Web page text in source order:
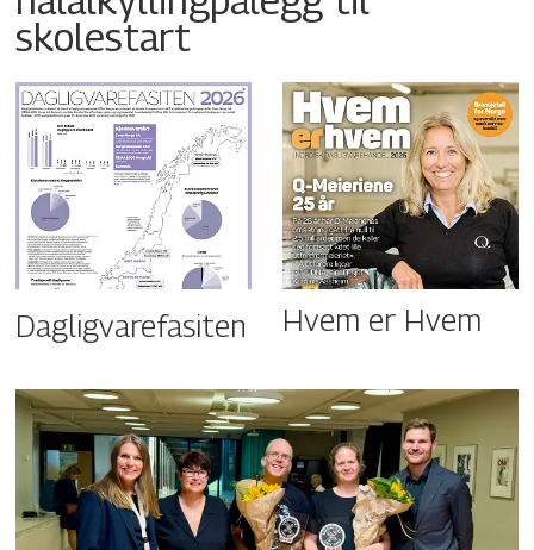
skolestart
Dagligvarefasiten Hvem er Hvem